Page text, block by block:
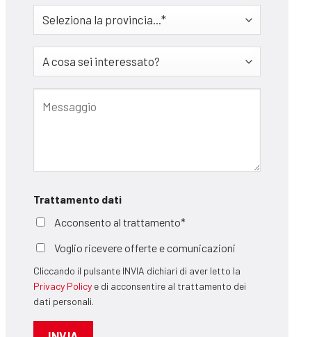
Trattamento dati
Acconsento al trattamento*
Voglio ricevere offerte e comunicazioni
Cliccando il pulsante INVIA dichiari di aver letto la
Privacy Policye di acconsentire al trattamento dei
dati personali.